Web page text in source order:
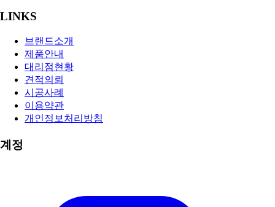
LINKS
브랜드소개
제품안내
대리점현황
견적의뢰
시공사례
이용약관
개인정보처리방침
계정